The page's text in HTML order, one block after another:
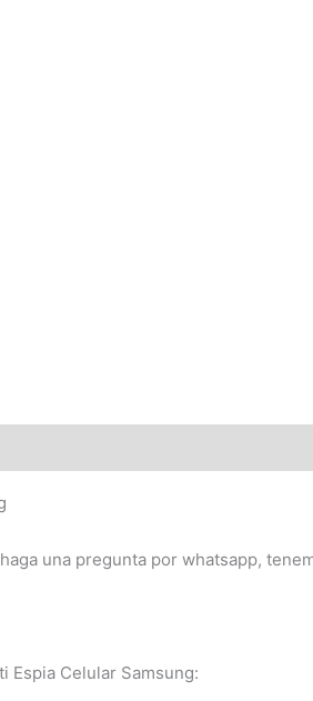
una pregunta por whatsapp,
Espia Celular Samsung: